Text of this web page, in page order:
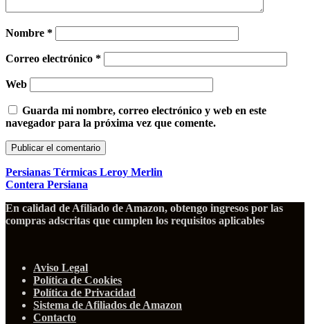
Nombre *
Correo electrónico *
Web
Guarda mi nombre, correo electrónico y web en este
navegador para la próxima vez que comente.
Persianas Térmicas Leroy Merlin
Contera Persiana
En calidad de Afiliado de Amazon, obtengo ingresos por las
compras adscritas que cumplen los requisitos aplicables
Aviso Legal
Política de Cookies
Política de Privacidad
Sistema de Afiliados de Amazon
Contacto